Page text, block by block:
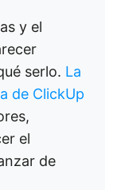
y el
serlo. La
de ClickUp
el
de